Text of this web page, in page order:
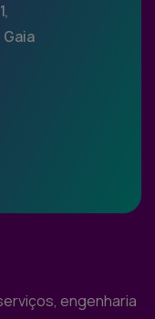
engenharia